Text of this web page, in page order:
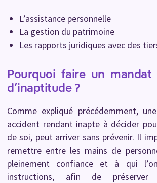
L’assistance personnelle
La gestion du patrimoine
Les rapports juridiques avec des
Pourquoi faire un mandat
d’inaptitude ?
Comme expliqué précédemment,
accident rendant inapte à décider
de soi, peut arriver sans prévenir. Il
remettre entre les mains de
pleinement confiance et à qui
instructions, afin de